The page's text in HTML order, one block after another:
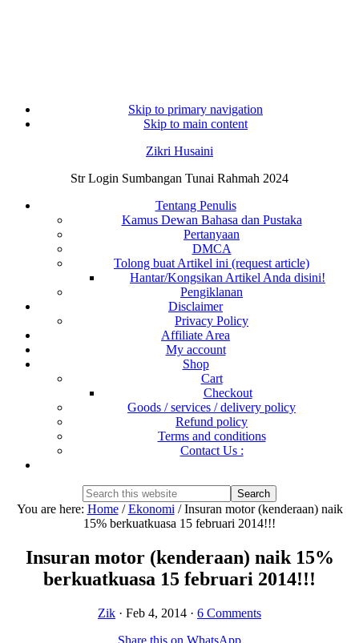
Skip to primary navigation
Skip to main content
Zikri Husaini
Str Login Sumbangan Tunai Rahmah 2024
Tentang Penulis
Kamus Dewan Bahasa dan Pustaka
Pertanyaan
DMCA
Tolong buat Artikel ini (request article)
Hantar/Kongsikan Artikel Anda disini!
Pengiklanan
Disclaimer
Privacy Policy
Affiliate Area
My account
Shop
Cart
Checkout
Goods / services / delivery policy
Refund policy
Terms and conditions
Contact Us :
Search
this
website
Hide
Search
You are here: Home / Ekonomi /Insuran motor (kenderaan) naik
15% berkuatkuasa 15 februari 2014!!!
Insuran motor (kenderaan) naik 15%
berkuatkuasa 15 februari 2014!!!
Zik · Feb 4, 2014 · 6 Comments
Share this on WhatsApp